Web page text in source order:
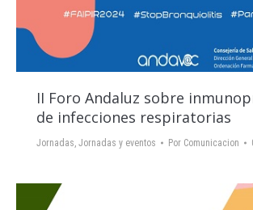
II Foro Andaluz sobre
de infecciones respiratorias
Jornadas, Jornadas y eventos Por Comunicacion